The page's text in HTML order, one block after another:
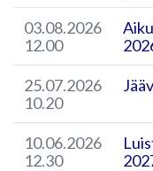
03.08.2026
12.00
25.07.2026
10.20
10.06.2026
12.30